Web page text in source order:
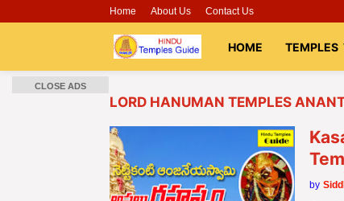
Home About Us Contact Us
HOME TEMPLES
LORD HANUMAN TEMPLES
by
CLOSE ADS